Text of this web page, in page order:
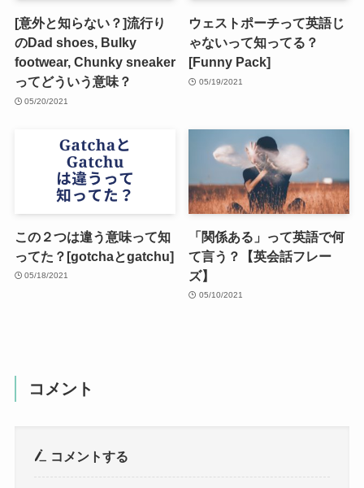
[意外と知らない？]流行り
のDad shoes, Bulky
footwear, Chunky sneaker
ってどういう意味？
05/20/2021
ウェストポーチって英語じ
ゃないって知ってる？
[Funny Pack]
05/19/2021
この２つは違う意味って知
ってた？[gotchaとgatchu]
05/18/2021
「関係ある」って英語で何
て言う？【英会話フレー
ズ】
05/10/2021
コメント
コメントする